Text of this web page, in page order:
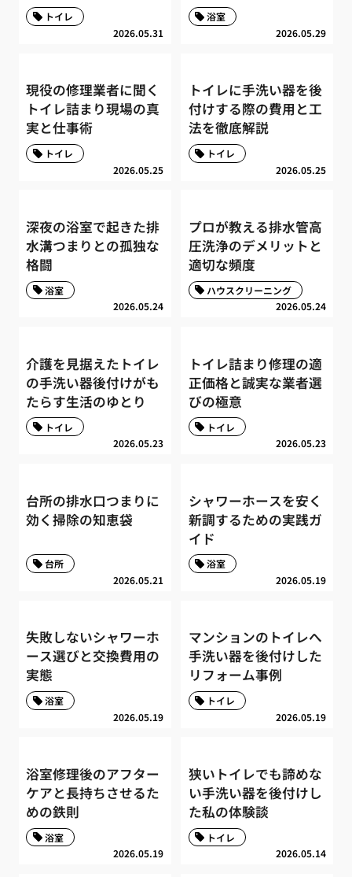
2026.05.31
トイレ
2026.05.29
浴室
現役の修理業者に聞く
トイレ詰まり現場の真
実と仕事術
2026.05.25
トイレ
トイレに手洗い器を後
付けする際の費用と工
法を徹底解説
2026.05.25
トイレ
深夜の浴室で起きた排
水溝つまりとの孤独な
格闘
2026.05.24
浴室
プロが教える排水管高
圧洗浄のデメリットと
適切な頻度
2026.05.24
ハウスクリーニング
介護を見据えたトイレ
の手洗い器後付けがも
たらす生活のゆとり
2026.05.23
トイレ
トイレ詰まり修理の適
正価格と誠実な業者選
びの極意
2026.05.23
トイレ
台所の排水口つまりに
効く掃除の知恵袋
2026.05.21
台所
シャワーホースを安く
新調するための実践ガ
イド
2026.05.19
浴室
失敗しないシャワーホ
ース選びと交換費用の
実態
2026.05.19
浴室
マンションのトイレへ
手洗い器を後付けした
リフォーム事例
2026.05.19
トイレ
浴室修理後のアフター
ケアと長持ちさせるた
めの鉄則
2026.05.19
浴室
狭いトイレでも諦めな
い手洗い器を後付けし
た私の体験談
2026.05.14
トイレ